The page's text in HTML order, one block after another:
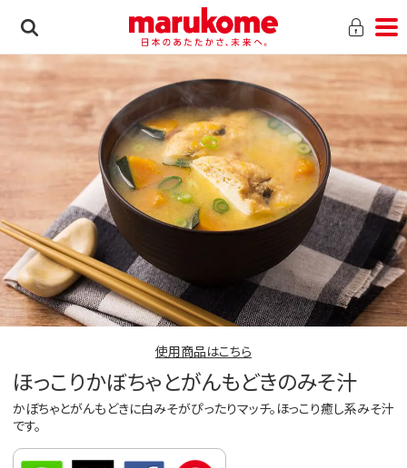
使用商品はこちら
ほっこりかぼちゃとがんもどきのみそ汁
かぼちゃとがんもどきに白みそがぴったりマッチ。ほっこり癒し系みそ汁
です。